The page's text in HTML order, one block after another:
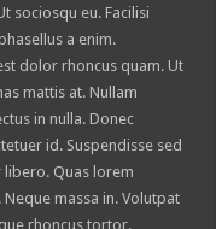
sociosqu eu. Facilisi
a enim.
dolor rhoncus quam. Ut
mattis at. Nullam
in nulla. Donec
id. Suspendisse sed
libero. Quas lorem
massa in. Volutpat
rhoncus tortor.